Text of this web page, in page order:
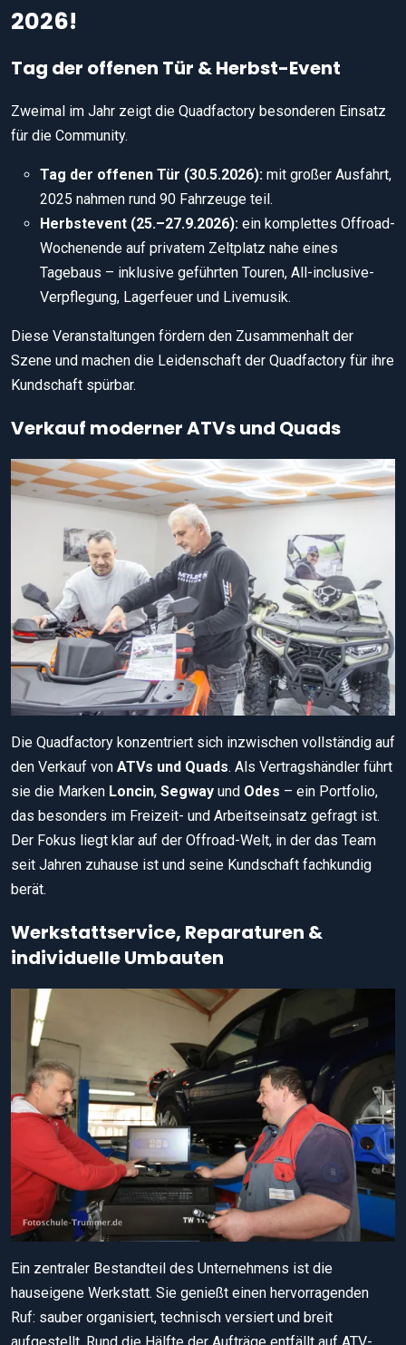
2026!
Tag der offenen Tür & Herbst-Event
Zweimal im Jahr zeigt die Quadfactory besonderen Einsatz
für die Community.
Tag der offenen Tür (30.5.2026): mit großer Ausfahrt,
2025 nahmen rund 90 Fahrzeuge teil.
Herbstevent (25.–27.9.2026): ein komplettes Offroad-
Wochenende auf privatem Zeltplatz nahe eines
Tagebaus – inklusive geführten Touren, All-inclusive-
Verpflegung, Lagerfeuer und Livemusik.
Diese Veranstaltungen fördern den Zusammenhalt der
Szene und machen die Leidenschaft der Quadfactory für ihre
Kundschaft spürbar.
Verkauf moderner ATVs und Quads
Die Quadfactory konzentriert sich inzwischen vollständig auf
den Verkauf von ATVs und Quads. Als Vertragshändler führt
sie die Marken Loncin, Segway und Odes – ein Portfolio,
das besonders im Freizeit- und Arbeitseinsatz gefragt ist.
Der Fokus liegt klar auf der Offroad-Welt, in der das Team
seit Jahren zuhause ist und seine Kundschaft fachkundig
berät.
Werkstattservice, Reparaturen &
individuelle Umbauten
Ein zentraler Bestandteil des Unternehmens ist die
hauseigene Werkstatt. Sie genießt einen hervorragenden
Ruf: sauber organisiert, technisch versiert und breit